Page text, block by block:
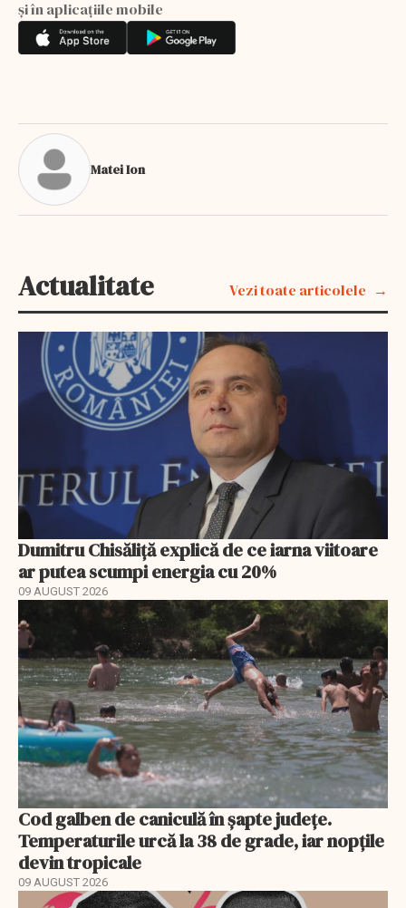
și în aplicațiile mobile
Matei Ion
Actualitate Vezi toate articolele
Dumitru Chisăliță explică de ce iarna viitoare
ar putea scumpi energia cu 20%
09 AUGUST 2026
Cod galben de caniculă în șapte județe.
Temperaturile urcă la 38 de grade, iar nopțile
devin tropicale
09 AUGUST 2026